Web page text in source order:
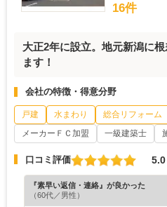
16件
大正2年に設立。地元新潟に
ます！
会社の特徴・得意分野
戸建 水まわり 総合リフォーム
メーカーＦＣ加盟
一級建築士
口コミ評価 5.0
『素早い返信・連絡』が良かった
（60代／男性）